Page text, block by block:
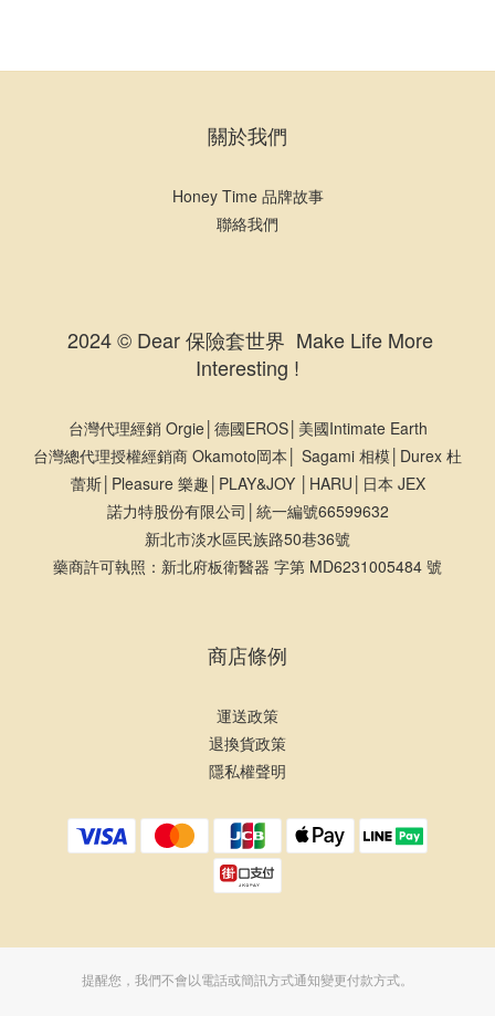
關於我們
Honey Time 品牌故事
聯絡我們
2024 © Dear 保險套世界 Make Life More
Interesting !
台灣代理經銷 Orgie│德國EROS│美國Intimate Earth
台灣總代理授權經銷商 Okamoto岡本│ Sagami 相模│Durex 杜
蕾斯│Pleasure 樂趣│PLAY&JOY │HARU│日本 JEX
諾力特股份有限公司│統一編號66599632
新北市淡水區民族路50巷36號
藥商許可執照：新北府板衛醫器 字第 MD6231005484 號
商店條例
運送政策
退換貨政策
隱私權聲明
提醒您，我們不會以電話或簡訊方式通知變更付款方式。